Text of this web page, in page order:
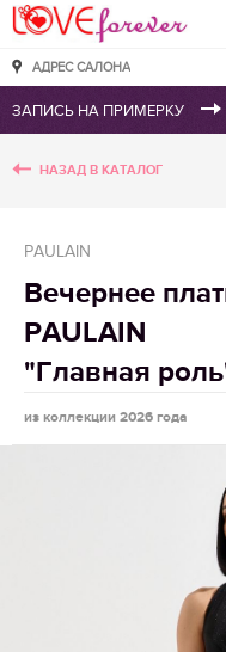
Love Forever
АДРЕС САЛОНА
НАЗАД В КАТАЛОГ
PAULAIN
Вечернее
PAULAIN
"Главная
из коллекции 2026 года